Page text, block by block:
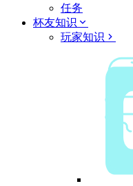
任务
杯友知识
玩家知识